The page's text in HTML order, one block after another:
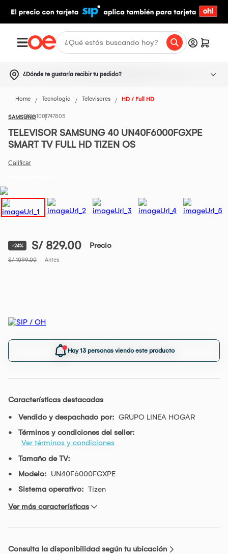
¿Dónde te gustaría recibir tu pedido?
Home Tecnologia Televisores HD / Full HD
SAMSUNG1001747805
TELEVISOR SAMSUNG 40 UN40F6000FGXPE
SMART TV FULL HD TIZEN OS
-24% S/ 829.00 Precio
S/ 1099.00 Antes
Hay 13 personas viendo este producto
Características destacadas
Vendido y despachado por: GRUPO LINEA HOGAR
Términos y condiciones del seller:
Ver términos y condiciones
Tamaño de TV:
Modelo: UN40F6000FGXPE
Sistema operativo: Tizen
Ver más características
Consulta la disponibilidad según tu ubicación